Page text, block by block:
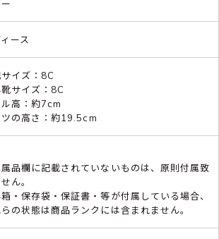
ース
イズ：8C
サイズ：8C
ル高：約7cm
ツの高さ：約19.5cm
品欄に記載されていないものは、原則付属致
ん。
・保存袋・保証書・等が付属している場合、
の状態は商品ランクには含まれません。